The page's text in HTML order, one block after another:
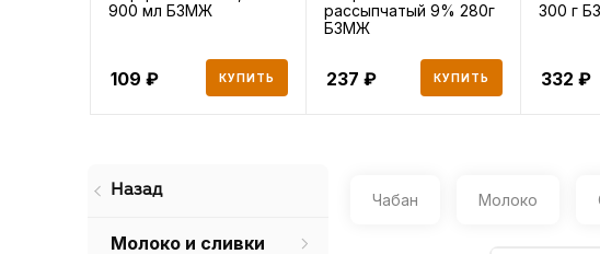
900 мл БЗМЖ
109 КУПИТЬ
рассыпчатый 9% 280г
БЗМЖ
237 КУПИТЬ
300 г
332
Назад
Молоко и сливки
Чабан Молоко